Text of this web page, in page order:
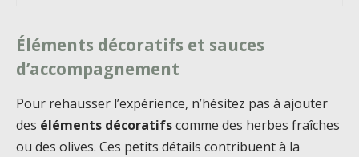
Éléments décoratifs et sauces
d’accompagnement
Pour rehausser l’expérience, n’hésitez pas à ajouter
des éléments décoratifscomme des herbes fraîches
ou des olives. Ces petits détails contribuent à la